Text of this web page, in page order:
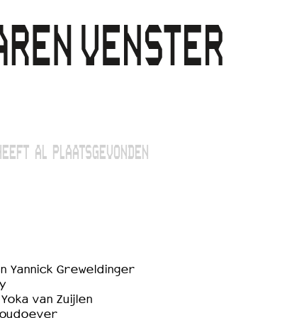
AL PLAATSGEVONDEN
Yannick Greweldinger
van Zuijlen